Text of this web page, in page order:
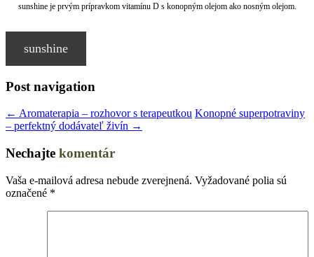
sunshine je prvým prípravkom vitamínu D s konopným olejom ako nosným olejom.
sunshine
Post navigation
← Aromaterapia – rozhovor s terapeutkou Konopné superpotraviny
– perfektný dodávateľ živín →
Nechajte komentár
Vaša e-mailová adresa nebude zverejnená. Vyžadované polia sú
označené *